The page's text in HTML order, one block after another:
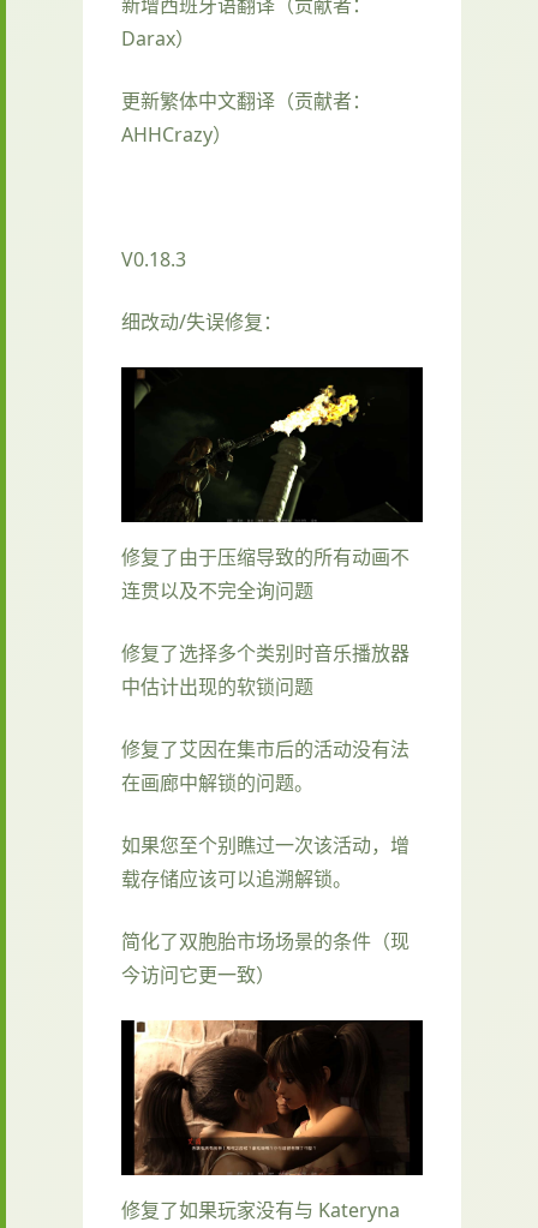
Darax）
更新繁体中文翻译（贡献者：
AHHCrazy）
V0.18.3
细改动/失误修复：
修复了由于压缩导致的所有动画不
连贯以及不完全询问题
修复了选择多个类别时音乐播放器
中估计出现的软锁问题
修复了艾因在集市后的活动没有法
在画廊中解锁的问题。
如果您至个别瞧过一次该活动，增
载存储应该可以追溯解锁。
简化了双胞胎市场场景的条件（现
今访问它更一致）
修复了如果玩家没有与 Kateryna